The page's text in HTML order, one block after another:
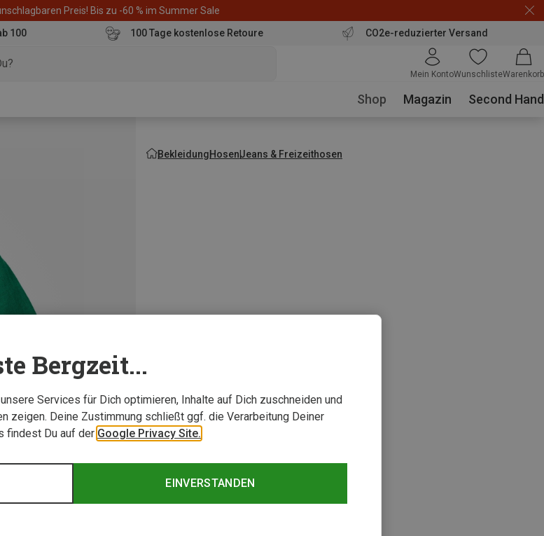
Preis! Bis zu -60 % im Summer Sale
100
100 Tage kostenlose Retoure CO2e-reduzierter Versand
Mein KontoWunschlisteWarenkorb
Shop Magazin Second Hand
BekleidungHosenJeans & Freizeithosen
Bergzeit...
Services für Dich optimieren, Inhalte auf Dich zuschneiden und
zeigen. Deine Zustimmung schließt ggf. die Verarbeitung Deiner
findest Du auf der Google Privacy Site.
EINVERSTANDEN